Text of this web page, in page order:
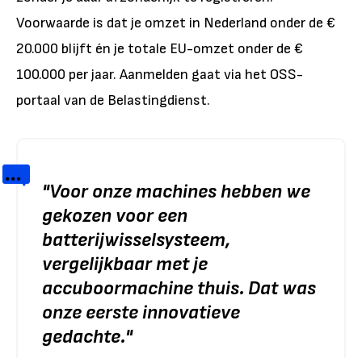
Voorwaarde is dat je omzet in Nederland onder de €
20.000 blijft én je totale EU-omzet onder de €
100.000 per jaar. Aanmelden gaat via het OSS-
portaal van de Belastingdienst.
"Voor onze machines hebben we
gekozen voor een
batterijwisselsysteem,
vergelijkbaar met je
accuboormachine thuis. Dat was
onze eerste innovatieve
gedachte."